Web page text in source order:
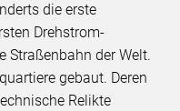
die erste
Drehstrom-
Straßenbahn der Welt.
gebaut. Deren
Relikte